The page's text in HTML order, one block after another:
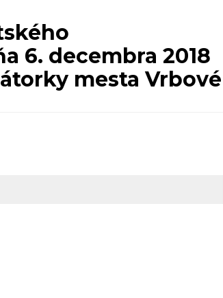
6. decembra 2018
mesta Vrbové